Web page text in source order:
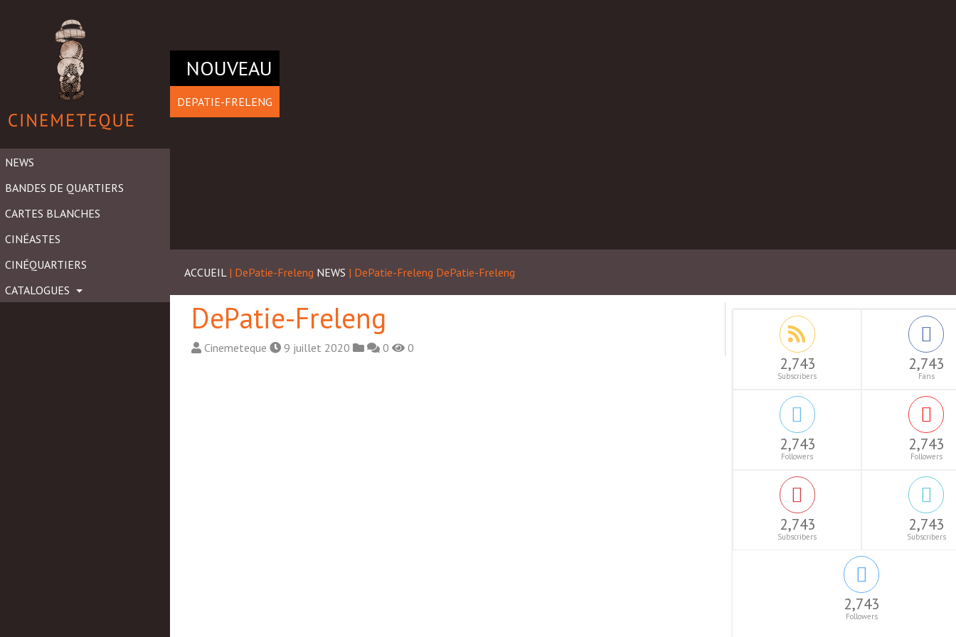
NEWS
BANDES DE QUARTIERS
CARTES BLANCHES
CINÉASTES
CINÉQUARTIERS
CATALOGUES
NOUVEAU
DEPATIE-FRELENG
ACCUEIL | DePatie-Freleng NEWS | DePatie-Freleng DePatie-Freleng
DePatie-Freleng
Cinemeteque 9 juillet 2020 0 0
2,743
Subscribers
2,743
Fans
2,743
Followers
2,743
Followers
2,743
Subscribers
2,743
Subscribers
2,743
Followers